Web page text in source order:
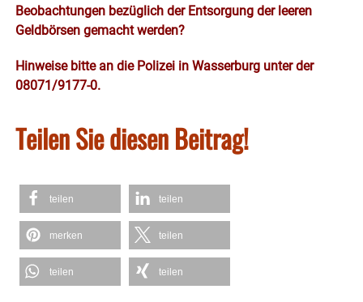
Beobachtungen bezüglich der Entsorgung der leeren
Geldbörsen gemacht werden?
Hinweise bitte an die Polizei in Wasserburg unter der
08071/9177-0.
Teilen Sie diesen Beitrag!
teilen teilen
merken teilen
teilen teilen